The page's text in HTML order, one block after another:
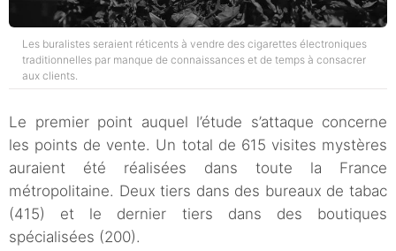
Les buralistes seraient réticents à vendre des cigarettes électroniques
traditionnelles par manque de connaissances et de temps à consacrer
aux clients.
Le premier point auquel l’étude s’attaque concerne
les points de vente. Un total de 615 visites mystères
auraient été réalisées dans toute la France
métropolitaine. Deux tiers dans des bureaux de tabac
(415) et le dernier tiers dans des boutiques
spécialisées (200).